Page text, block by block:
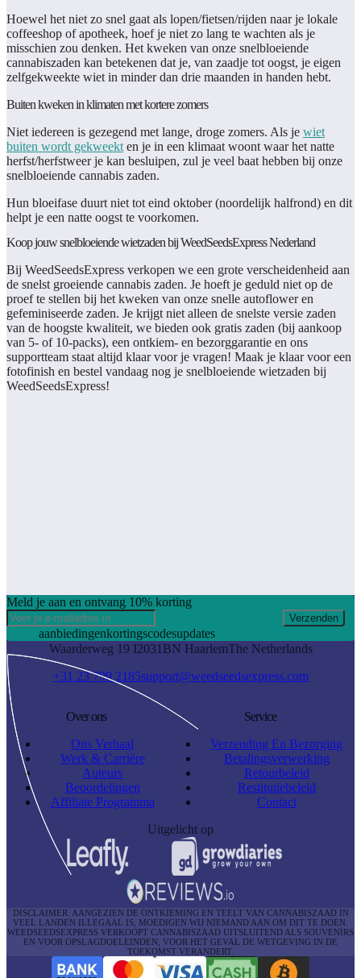
Hoewel het niet zo snel gaat als lopen/fietsen/rijden naar je lokale
coffeeshop of apotheek, hoef je niet zo lang te wachten als je
misschien zou denken. Het kweken van onze snelbloeiende
cannabiszaden kan betekenen dat je, van zaadje tot oogst, je eigen
zelfgekweekte wiet in minder dan drie maanden in handen hebt.
Buiten kweken in klimaten met kortere zomers
Niet iedereen is gezegend met lange, droge zomers. Als je wiet
buiten wordt gekweekt en je in een klimaat woont waar het natte
herfst/herfstweer je kan besluipen, zul je veel baat hebben bij onze
snelbloeiende cannabis zaden.
Hun bloeifase duurt niet tot eind oktober (noordelijk halfrond) en dit
helpt je een natte oogst te voorkomen.
Koop jouw snelbloeiende wietzaden bij WeedSeedsExpress Nederland
Bij WeedSeedsExpress verkopen we een grote verscheidenheid aan
de snelst groeiende cannabis zaden. Je hoeft je geduld niet op de
proef te stellen bij het kweken van onze snelle autoflower en
gefeminiseerde zaden. Je krijgt niet alleen de snelste versie zaden
van de hoogste kwaliteit, we bieden ook gratis zaden (bij aankoop
van 5- of 10-packs), een ontkiem- en bezorggarantie en ons
supportteam staat altijd klaar voor je vragen! Maak je klaar voor een
fotofinish en bestel vandaag nog je snelbloeiende wietzaden bij
WeedSeedsExpress!
Meld je aan en ontvang 10% korting
Verzenden
aanbiedingenkortingscodesupdates
Waarderweg 19 I2031BN HaarlemThe Netherlands
+31 23 799 2185support@weedseedsexpress.com
Over ons
Ons Verhaal
Werk & Carrière
Auteurs
Beoordelingen
Affiliate Programma
Service
Verzending En Bezorging
Betalingsverwerking
Retourbeleid
Restitutiebeleid
Contact
Uitgelicht op
DISCLAIMER: AANGEZIEN DE ONTKIEMING EN TEELT VAN CANNABISZAAD IN
VEEL LANDEN ILLEGAAL IS, MOEDIGEN WIJ NIEMAND AAN OM DIT TE DOEN.
WEEDSEEDSEXPRESS VERKOOPT CANNABISZAAD UITSLUITEND ALS SOUVENIRS
EN VOOR OPSLAGDOELEINDEN, VOOR HET GEVAL DE WETGEVING IN DE
TOEKOMST VERANDERT.